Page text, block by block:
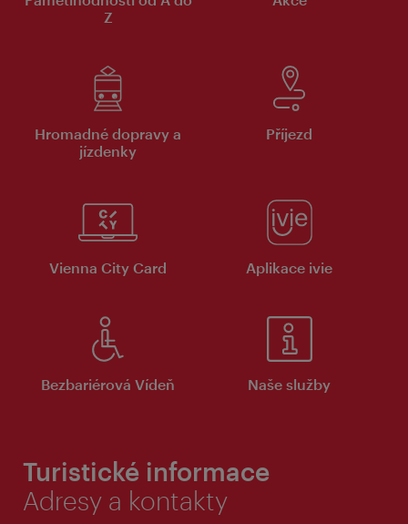
Z
Hromadné dopravy a
jízdenky
Příjezd
Vienna City Card Aplikace ivie
Bezbariérová Vídeň Naše služby
Turistické informace
Adresy a kontakty